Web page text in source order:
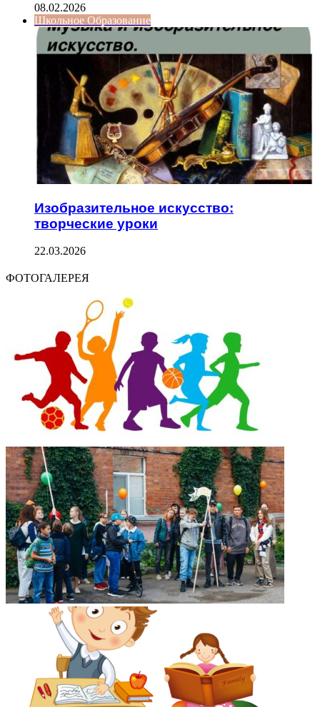
08.02.2026
Школьное Образование
Изобразительное искусство:
творческие уроки
22.03.2026
ФОТОГАЛЕРЕЯ